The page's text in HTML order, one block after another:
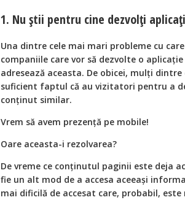
1. Nu știi pentru cine dezvolți
Una dintre cele mai mari probleme cu
companiile care vor să dezvolte o
adresează aceasta. De obicei, mulți
suficient faptul că au vizitatori pentru a
conținut similar.
Vrem să avem prezență pe mobile!
Oare aceasta-i rezolvarea?
De vreme ce conținutul paginii este deja
fie un alt mod de a accesa aceeași
mai dificilă de accesat care, probabil,